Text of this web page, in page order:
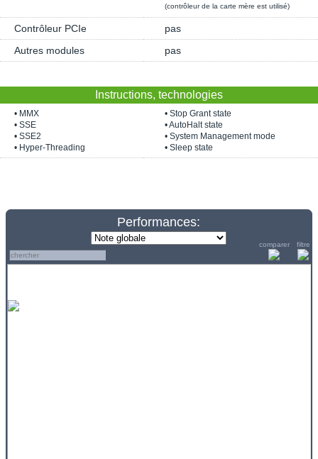
(contrôleur de la carte mère est utilisé)
Contrôleur PCIe
pas
Autres modules
pas
Instructions, technologies
• MMX
• SSE
• SSE2
• Hyper-Threading
• Stop Grant state
• AutoHalt state
• System Management mode
• Sleep state
Performances:
comparer filtre